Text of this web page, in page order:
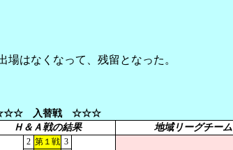
はなくなって、残留となった。
入替戦 ☆☆☆
Ｈ＆Ａ戦の結果 地域リーグチーム
2 第１戦 3